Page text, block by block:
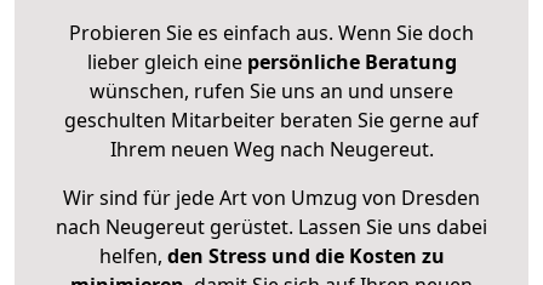
Probieren Sie es einfach aus. Wenn Sie doch
lieber gleich eine persönliche Beratung
wünschen, rufen Sie uns an und unsere
geschulten Mitarbeiter beraten Sie gerne auf
Ihrem neuen Weg nach Neugereut.
Wir sind für jede Art von Umzug von Dresden
nach Neugereut gerüstet. Lassen Sie uns dabei
helfen, den Stress und die Kosten zu